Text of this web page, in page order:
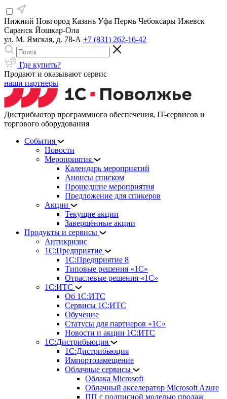
Нижний Новгород Казань Уфа Пермь Чебоксары Ижевск
Саранск Йошкар-Ола
ул. М. Ямская, д. 78-А +7 (831) 262-16-42
Где купить?
Продают и оказывают сервис
наши партнеры
Дистрибьютор программного обеспечения, IT-сервисов и
торгового оборудования
События
Новости
Мероприятия
Календарь мероприятий
Анонсы списком
Прошедшие мероприятия
Предложение для спикеров
Акции
Текущие акции
Завершённые акции
Продукты и сервисы
Антикризис
1С:Предприятие
1С:Предприятие 8
Типовые решения «1С»
Отраслевые решения «1С»
1С:ИТС
Об 1С:ИТС
Сервисы 1С:ИТС
Обучение
Статусы для партнеров «1С»
Новости и акции 1С:ИТС
1С:Дистрибьюция
1С:Дистрибьюция
Импортозамещение
Облачные сервисы
Облака Microsoft
Облачный акселератор Microsoft Azure
ПП с подписной моделью продаж